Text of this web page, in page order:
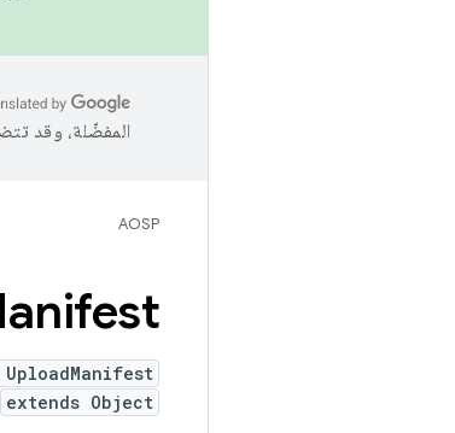
المفضّلة، وقد
AOSP
extends Object